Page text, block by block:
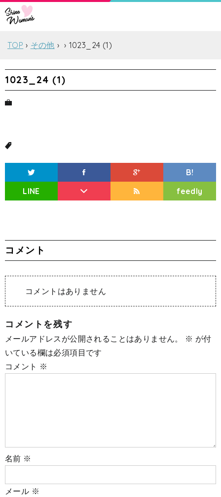
TOP その他 1023_24 (1)
1023_24 (1)
B!
LINE
feedly
コメント
コメントはありません
コメントを残す
メールアドレスが公開されることはありません。 ※ が付
いている欄は必須項目です
コメント ※
名前 ※
メール ※